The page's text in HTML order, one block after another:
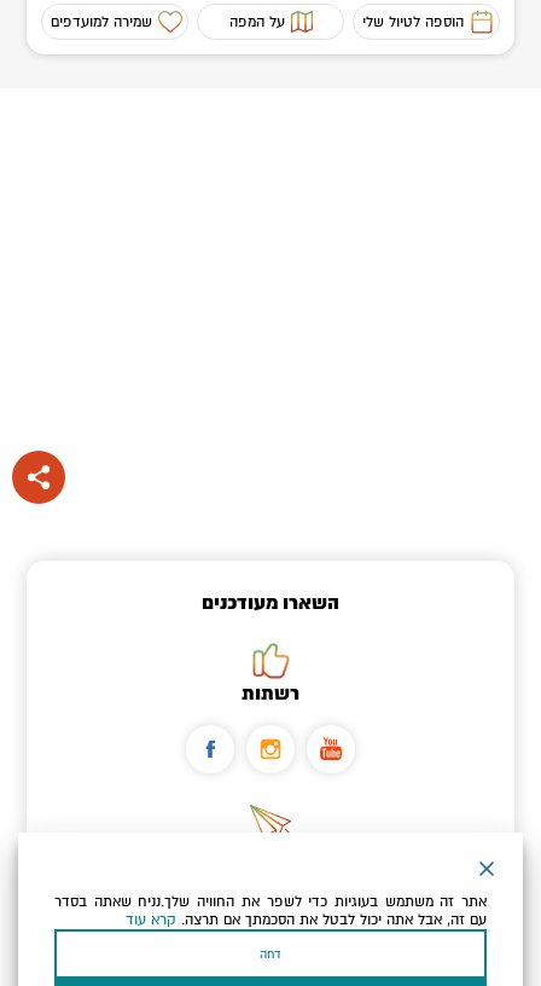
הוספה לטיול שלי על המפה שמירה למועדפים
השארו מעודכנים
רשתות
כתובת הדוא"ל שלך
אני מאשר/ת שקראתי ומסכים/הלמדיניות הפרטיות ולמדיניות
אתר זה משתמש בעוגיות כדי לשפר את החוויה שלך.נניח שאתה בסדר
עם זה, אבל אתה יכול לבטל את הסכמתך אם תרצה. קרא עוד
דחה